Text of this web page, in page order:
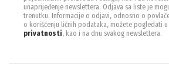
unaprijeđenje newslettera. Odjava sa liste je
trenutku. Informacije o odjavi, odnosno o
o korišćenju ličnih podataka, možete pogledati u
privatnosti, kao i na dnu svakog newslettera.